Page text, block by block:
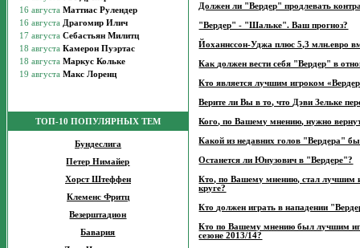
ТОП-10 ПОПУЛЯРНЫХ ТЕМ
Бундеслига
Петер Нимайер
Хорст Штеффен
Клеменс Фритц
Везерштадион
Бавария
Должен ли "Вердер" продлевать
"Вердер" - "Шальке". Ваш прогноз?
Йоханнссон-Уджа плюс 5,3 млн.евро
Как должен вести себя "Вердер" в
Кто является лучшим игроком
Верите ли Вы в то, что Дэви Зельке
Кого, по Вашему мнению, нужно
Какой из недавних голов "Вердера"
Останется ли Юнузович в "Вердере"?
Кто, по Вашему мнению, стал лучшим
круге?
Кто должен играть в нападении
Кто по Вашему мнению был лучшим
сезоне 2013/14?